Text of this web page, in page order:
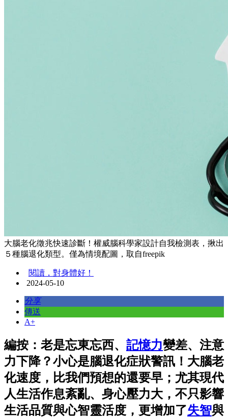
大腦老化徵兆快速診斷！權威腦科學家設計自我檢測表，揪出
５種腦退化類型。僅為情境配圖，取自freepik
閱讀，對身體好！
2024-05-10
分享
傳送
A+
編按：老是忘東忘西、 記憶力變差、注意
力下降？小心是腦退化症狀警訊！大腦老
化速度，比我們預想的還要早；尤其現代
人生活作息紊亂、身心壓力大，不只影響
生活品質與心智靈活度，更增加了失智與